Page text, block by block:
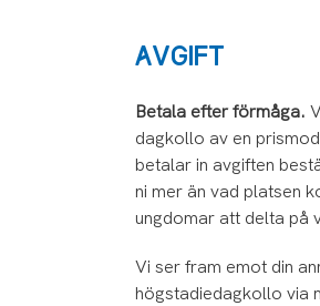
AVGIFT
Betala efter förmåga.
dagkollo av en
betalar in avgiften
ni mer än vad platsen
ungdomar att delta på
Vi ser fram emot din
högstadiedagkollo via